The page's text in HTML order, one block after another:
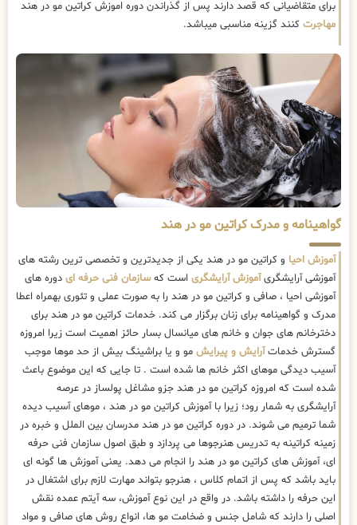
برای متقاضیانی که قصد دارند پس از گذراندن دوره اموزش کراتین مو در هند
مهاجرت کنند گزینه مناسبی میباشد.
گواهینامه و مدرک کراتین مو در هند
آموزش احیا و کراتین مو در هند یکی از جدیدترین و تخصصی ترین رشته های
آموزشی آرایشگریآموزش آرایشگری است کهسازمان فنی حرفه ای دوره های
آموزشی احیا ، صافی و کراتین مو در هند را به صورت عملی و تئوری بهمراه اعطا
مدرک و گواهینامه برای زنان برگزار می کند. خدمات کراتین مو در هند برای
دخترخانم های جوان و خانم های میانسال بسار حائز اهمیت است زیرا امروزه
گسترش خدماتآرایش و پیرایش مو و یا براشینگ بیش از حد موها موجب
آسیب دیدگی موهای اکثر خانم ها شده است . تا جایی که این موضوع باعث
شده است که امروزه کراتین مو در هند جزو مشاغل پولساز در عرصه
آرایشگری به شمار رود؛ زیرا با آموزش کراتین مو در هند ، موهای آسیب دیده
شما ترمیم می شوند. در دوره کراتین مو در هند مدرسان بین الملل و خبره در
زمینه کراتینه به تدریس هنرجوها می پردازد و طبق اصول سازمان فنی حرفه
ای، آموزش های کراتین مو در هند را انجام می دهد. یعنی آموزش ها گونه ای
باید باشد که پس از اتمام کلاس ، هنرجو بتواند مهارت لازم برای اشتغال در
این حرفه را داشته باشد. در واقع در این نوع آموزش، سه آیتم عمده نقش
اصلی را دارند که شامل جنس و ضخامت مو ها، انواع روش های صافی و مواد